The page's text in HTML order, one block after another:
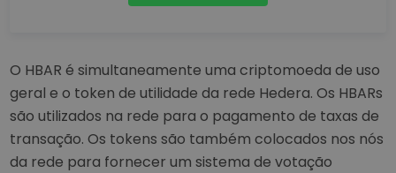
O HBAR é simultaneamente uma criptomoeda de uso
geral e o token de utilidade da rede Hedera. Os HBARs
são utilizados na rede para o pagamento de taxas de
transação. Os tokens são também colocados nos nós
da rede para fornecer um sistema de votação